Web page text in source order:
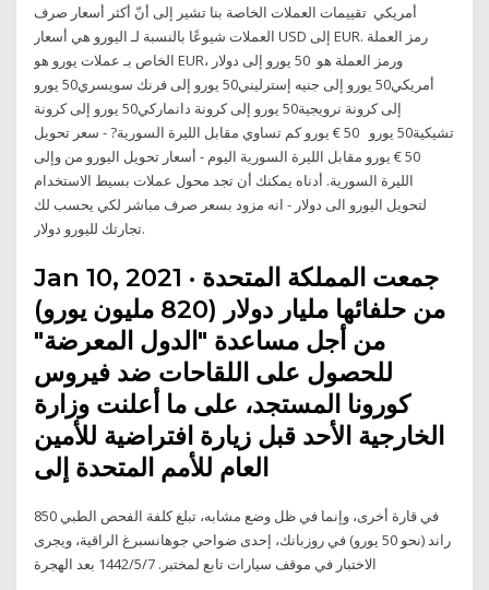
أمريكي تقييمات العملات الخاصة بنا تشير إلى أنّ أكثر أسعار صرف
العملات شيوعًا بالنسبة لـ اليورو هي أسعار USD إلى EUR. رمز العملة
الخاص بـ عملات يورو هو EUR، ورمز العملة هو 50 يورو إلى دولار
أمريكي50 يورو إلى جنيه إسترليني50 يورو إلى فرنك سويسري50 يورو
إلى كرونة نرويجية50 يورو إلى كرونة دانماركي50 يورو إلى كرونة
تشيكية50 يورو 50 € يورو كم تساوي مقابل الليرة السورية? - سعر تحويل
50 € يورو مقابل الليرة السورية اليوم - أسعار تحويل اليورو من وإلى
الليرة السورية. أدناه يمكنك أن تجد محول عملات بسيط الاستخدام
لتحويل اليورو الى دولار - انه مزود بسعر صرف مباشر لكي يحسب لك
تجارتك لليورو دولار.
Jan 10, 2021 · جمعت المملكة المتحدة
من حلفائها مليار دولار (820 مليون يورو)
من أجل مساعدة "الدول المعرضة"
للحصول على اللقاحات ضد فيروس
كورونا المستجد، على ما أعلنت وزارة
الخارجية الأحد قبل زيارة افتراضية للأمين
العام للأمم المتحدة إلى
في قارة أخرى، وإنما في ظل وضع مشابه، تبلغ كلفة الفحص الطبي 850
راند (نحو 50 يورو) في روزبانك، إحدى ضواحي جوهانسبرغ الراقية، ويجرى
الاختبار في موقف سيارات تابع لمختبر. 7‏‏/5‏‏/1442 بعد الهجرة